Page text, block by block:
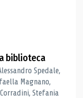
biblioteca
Spedale,
Magnano,
Stefania